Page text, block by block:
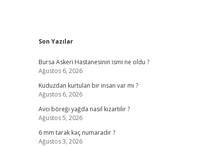
Sidebar
Son Yazılar
Bursa Askeri Hastanesinin ismi ne oldu ?
Ağustos 6, 2026
Kuduzdan kurtulan bir insan var mı ?
Ağustos 6, 2026
Avcı böreği yağda nasıl kızartılır ?
Ağustos 5, 2026
6 mm tarak kaç numaradır ?
Ağustos 3, 2026